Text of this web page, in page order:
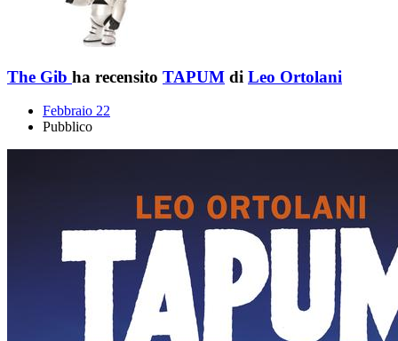
The Gib ha recensito TAPUM di Leo Ortolani
Febbraio 22
Pubblico